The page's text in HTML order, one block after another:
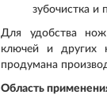
зубочистка и
Для удобства
ключей и других
продумана
Область